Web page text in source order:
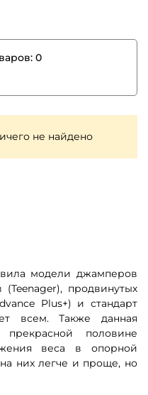
0
не найдено
модели джамперов
продвинутых
Plus+) и стандарт
всем. Также данная
половине
веса в опорной
них легче и проще, но